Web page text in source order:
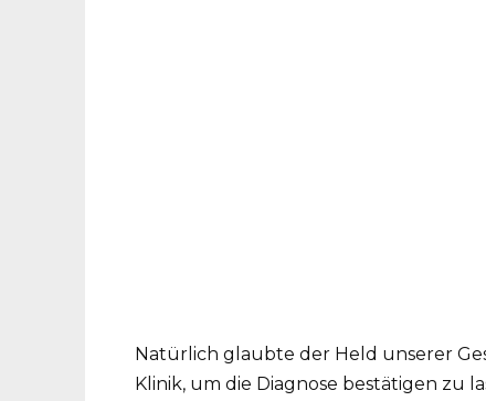
Natürlich glaubte der Held unserer
Klinik, um die Diagnose bestätigen zu